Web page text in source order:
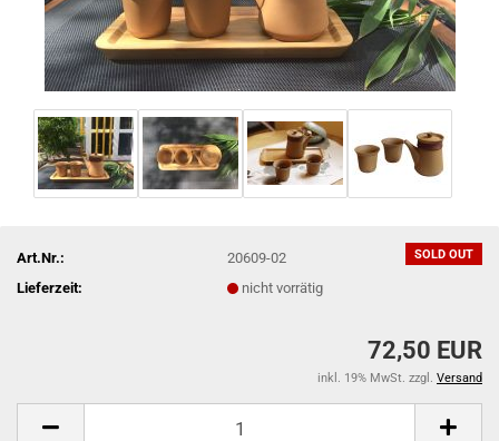
SOLD OUT
Art.Nr.:
20609-02
Lieferzeit:
nicht vorrätig
72,50 EUR
inkl. 19% MwSt. zzgl. Versand